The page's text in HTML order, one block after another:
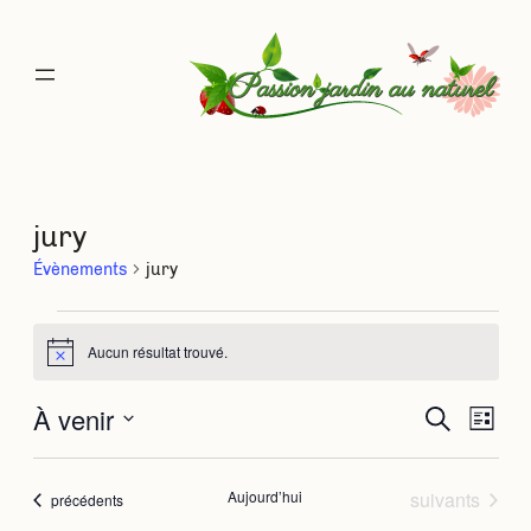
jury
Évènements jury
Évènements
Notice Aucun résultat trouvé.
et
Recherche
Liste
À venir
date.
Évènements
précédents Aujourd’hui Évènements
suivants